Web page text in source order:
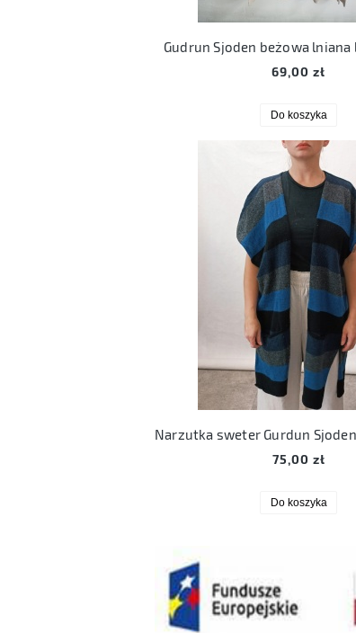
Gudrun Sjoden beżowa lniana
69,00 zł
Do koszyka
75,00 zł
Do koszyka